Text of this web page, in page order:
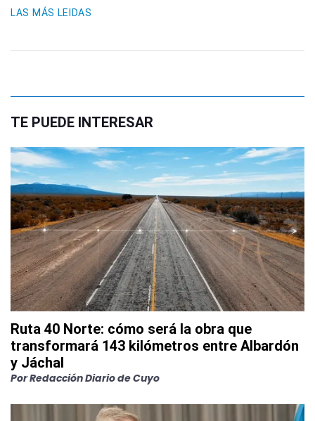
LAS MÁS LEIDAS
TE PUEDE INTERESAR
Ruta 40 Norte: cómo será la obra que
transformará 143 kilómetros entre Albardón
y Jáchal
PorRedacción Diario de Cuyo